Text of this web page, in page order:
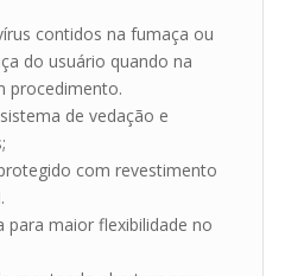
contidos na fumaça ou
do usuário quando na
procedimento.
de vedação e
com revestimento
para maior flexibilidade no